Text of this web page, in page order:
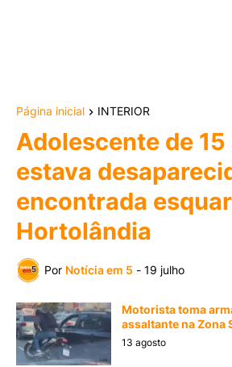
Página inicial INTERIOR
Adolescente de
estava
encontrada
Hortolândia
Por Notícia em 5 - 19 julho
Motorista toma
assaltante na Zona
13 agosto